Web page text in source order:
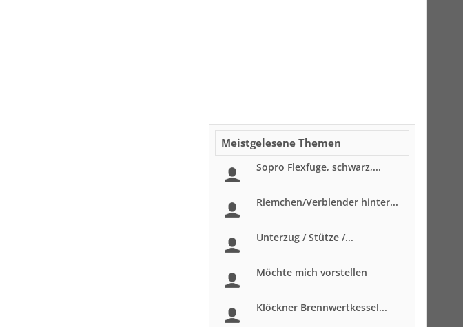
Meistgelesene Themen
Sopro Flexfuge, schwarz,...
Riemchen/Verblender hinter...
Unterzug / Stütze /...
Möchte mich vorstellen
Klöckner Brennwertkessel...